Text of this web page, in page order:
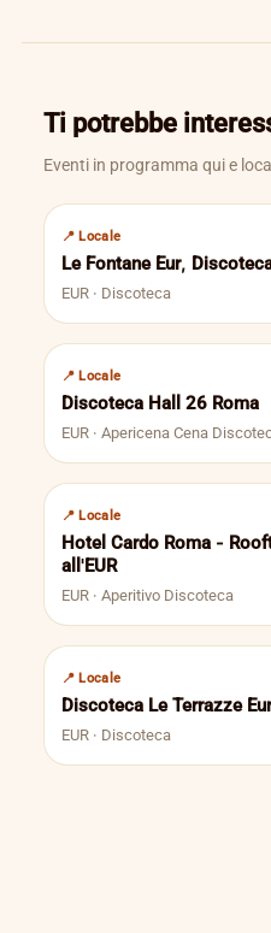
Ti potrebbe
Eventi in programma qui e
📍 Locale
Le Fontane Eur,
EUR · Discoteca
📍 Locale
Discoteca Hall 26 Roma
EUR · Apericena Cena
📍 Locale
Hotel Cardo Roma -
all'EUR
EUR · Aperitivo Discoteca
📍 Locale
Discoteca Le Terrazze Eur
EUR · Discoteca